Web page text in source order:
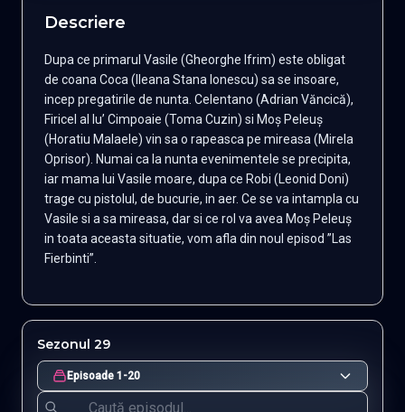
Sezonul 29
Episoade 1-20
Descriere
Dupa ce primarul Vasile (Gheorghe Ifrim) este obligat
de coana Coca (Ileana Stana Ionescu) sa se insoare,
incep pregatirile de nunta. Celentano (Adrian Văncică),
Firicel al lu’ Cimpoaie (Toma Cuzin) si Moş Peleuş
(Horatiu Malaele) vin sa o rapeasca pe mireasa (Mirela
Oprisor). Numai ca la nunta evenimentele se precipita,
iar mama lui Vasile moare, dupa ce Robi (Leonid Doni)
trage cu pistolul, de bucurie, in aer. Ce se va intampla cu
Vasile si a sa mireasa, dar si ce rol va avea Moş Peleuş
in toata aceasta situatie, vom afla din noul episod ”Las
Fierbinti”.